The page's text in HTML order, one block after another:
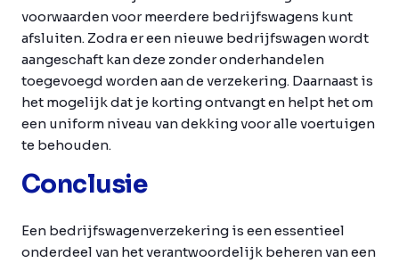
voorwaarden voor meerdere bedrijfswagens kunt
afsluiten. Zodra er een nieuwe bedrijfswagen wordt
aangeschaft kan deze zonder onderhandelen
toegevoegd worden aan de verzekering. Daarnaast is
het mogelijk dat je korting ontvangt en helpt het om
een uniform niveau van dekking voor alle voertuigen
te behouden.
Conclusie
Een bedrijfswagenverzekering is een essentieel
onderdeel van het verantwoordelijk beheren van een